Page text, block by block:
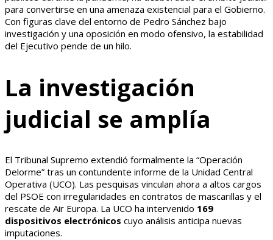
para convertirse en una amenaza existencial para el Gobierno.
Con figuras clave del entorno de Pedro Sánchez bajo
investigación y una oposición en modo ofensivo, la estabilidad
del Ejecutivo pende de un hilo.
La investigación
judicial se amplía
El Tribunal Supremo extendió formalmente la “Operación
Delorme” tras un contundente informe de la Unidad Central
Operativa (UCO). Las pesquisas vinculan ahora a altos cargos
del PSOE con irregularidades en contratos de mascarillas y el
rescate de Air Europa. La UCO ha intervenido 169
dispositivos electrónicos cuyo análisis anticipa nuevas
imputaciones.